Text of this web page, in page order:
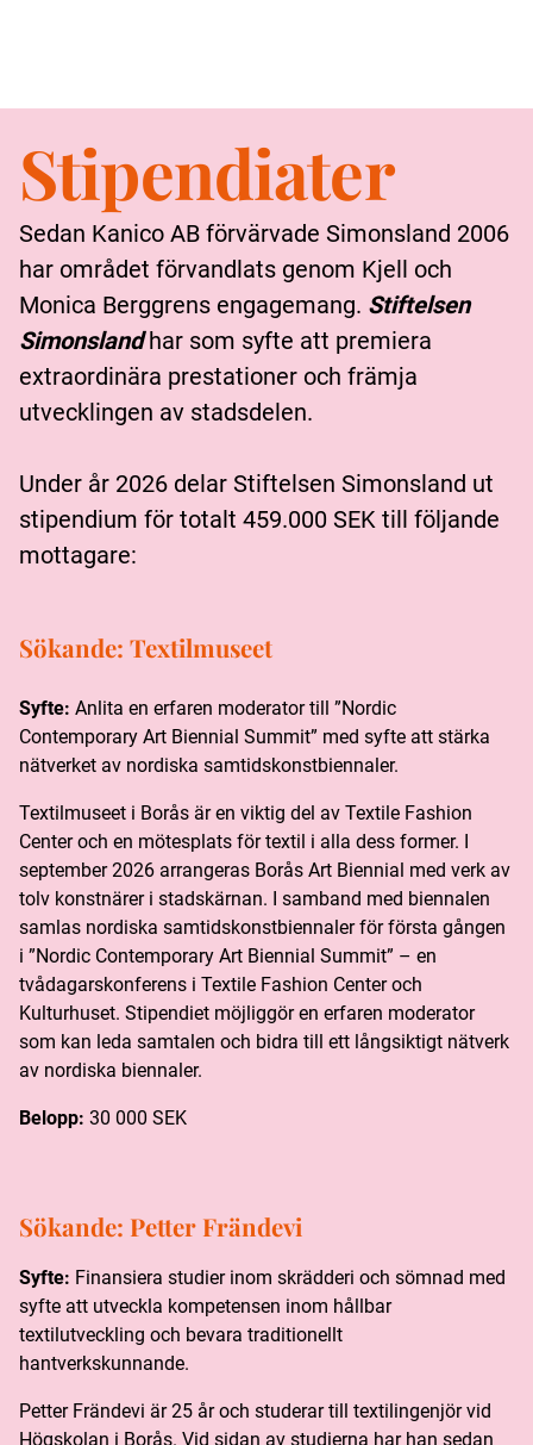
content
Stipendiater
Sedan Kanico AB förvärvade Simonsland 2006
har området förvandlats genom Kjell och
Monica Berggrens engagemang. Stiftelsen
Simonslandhar som syfte att premiera
extraordinära prestationer och främja
utvecklingen av stadsdelen.
Under år 2026 delar Stiftelsen Simonsland ut
stipendium för totalt 459.000 SEK till följande
mottagare:
Sökande: Textilmuseet
Syfte: Anlita en erfaren moderator till ”Nordic
Contemporary Art Biennial Summit” med syfte att stärka
nätverket av nordiska samtidskonstbiennaler.
Textilmuseet i Borås är en viktig del av Textile Fashion
Center och en mötesplats för textil i alla dess former. I
september 2026 arrangeras Borås Art Biennial med verk av
tolv konstnärer i stadskärnan. I samband med biennalen
samlas nordiska samtidskonstbiennaler för första gången
i ”Nordic Contemporary Art Biennial Summit” – en
tvådagarskonferens i Textile Fashion Center och
Kulturhuset. Stipendiet möjliggör en erfaren moderator
som kan leda samtalen och bidra till ett långsiktigt nätverk
av nordiska biennaler.
Belopp: 30 000 SEK
Sökande: Petter Frändevi
Syfte: Finansiera studier inom skrädderi och sömnad med
syfte att utveckla kompetensen inom hållbar
textilutveckling och bevara traditionellt
hantverkskunnande.
Petter Frändevi är 25 år och studerar till textilingenjör vid
Högskolan i Borås. Vid sidan av studierna har han sedan